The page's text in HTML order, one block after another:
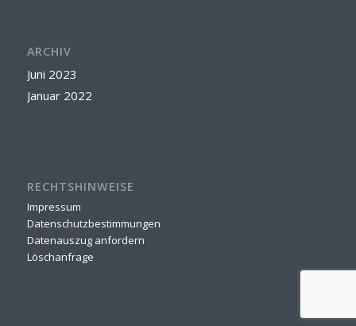
ARCHIV
Juni 2023
Januar 2022
RECHTSHINWEISE
Impressum
Datenschutzbestimmungen
Datenauszug anfordern
Löschanfrage